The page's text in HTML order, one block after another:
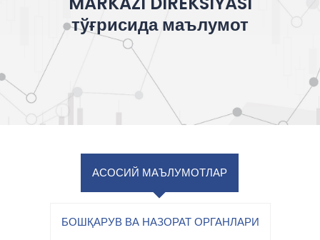
тўғрисида маълумот
АСОСИЙ МАЪЛУМОТЛАР
БОШҚАРУВ ВА НАЗОРАТ ОРГАНЛАРИ